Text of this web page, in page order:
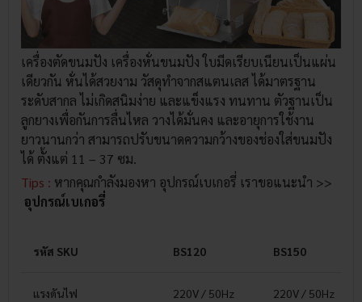
เครื่องตัดขนมปัง เครื่องหั่นขนมปัง ใบมีดเรียบเนียนเป็นแผ่น
เดียวกัน หั่นได้สวยงาม วัสดุทำจากสแตนเลส ได้มาตรฐาน
ระดับสากล ไม่เกิดสนิมง่าย และแข็งแรง ทนทาน ตัวฐานเป็น
ลูกยางเพื่อกันการลื่นไหล วางได้มั่นคง และอายุการใช้งาน
ยาวนานกว่า สามารถปรับขนาดความกว้างของช่องใส่ขนมปัง
ได้ ตั้งแต่ 11 – 37 ซม.
Tips : หากคุณกำลังมองหา อุปกรณ์เบเกอรี่ เราขอแนะนำ >>
อุปกรณ์เบเกอรี่
รหัส SKU BS120 BS150
แรงดันไฟ 220V / 50Hz 220V / 50Hz